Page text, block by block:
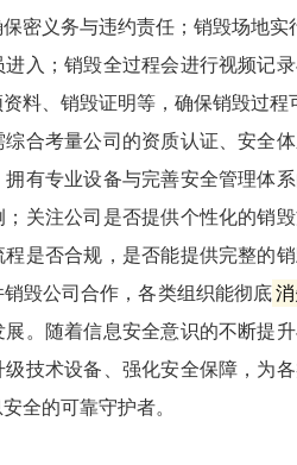
密义务与违约责任；销毁场地
入；销毁全过程会进行视频记
料、销毁证明等，确保销毁过程
合考量公司的资质认证、安全
有专业设备与完善安全管理体
关注公司是否提供个性化的销
程是否合规，是否能提供完整的
毁公司合作，各类组织能彻底
。随着信息安全意识的不断提
技术设备、强化安全保障，为
全的可靠守护者。